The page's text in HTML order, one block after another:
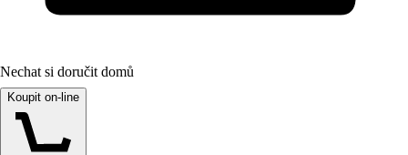
Nechat si doručit domů
Koupit on-line